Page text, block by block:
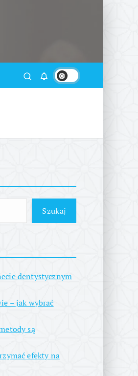
Szukaj
dentystycznym
– jak wybrać
są
efekty na